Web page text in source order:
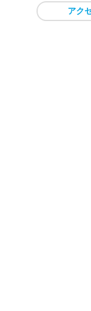
アク